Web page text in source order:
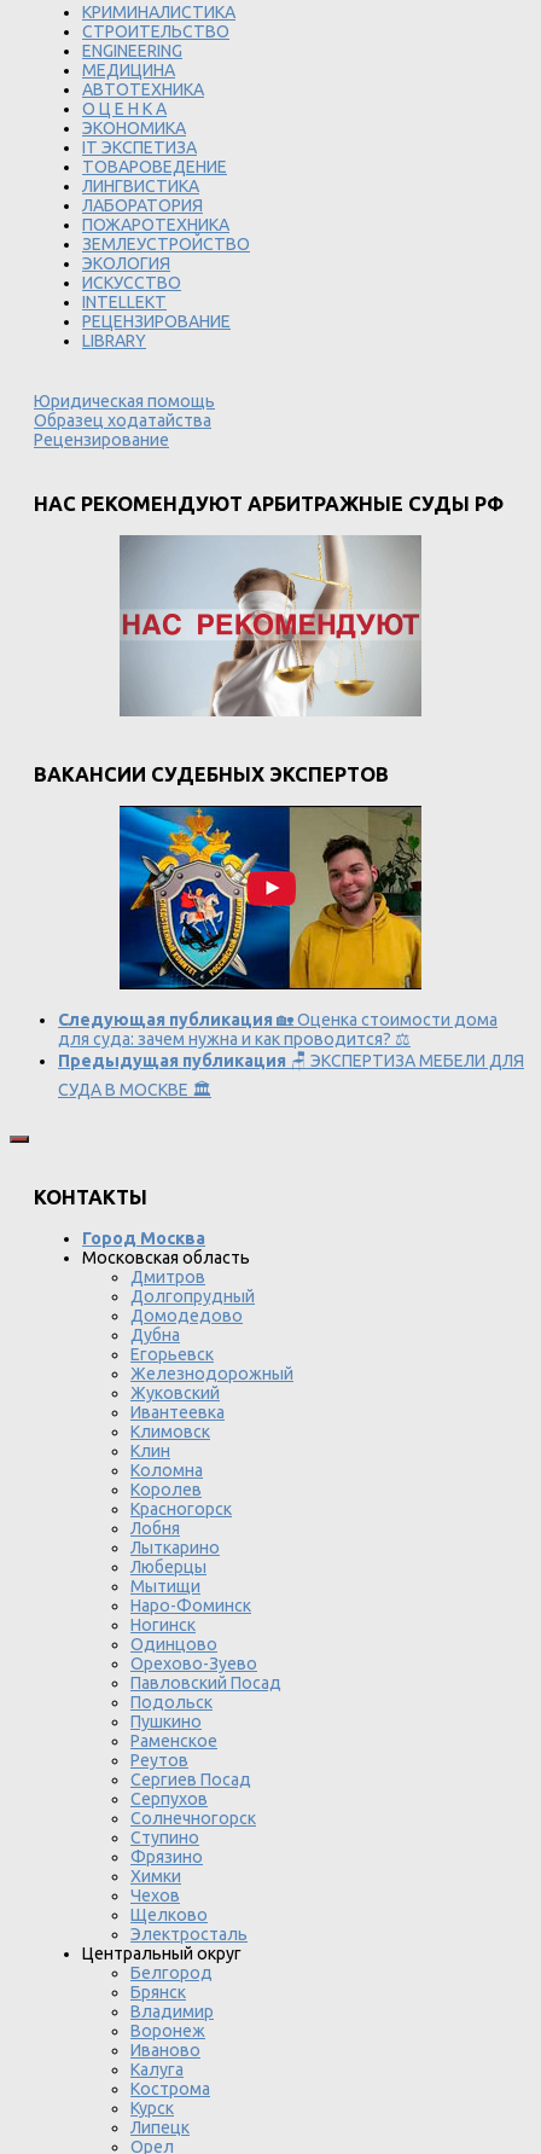
КРИМИНАЛИСТИКА
СТРОИТЕЛЬСТВО
ENGINEERING
МЕДИЦИНА
АВТОТЕХНИКА
О Ц Е Н К А
ЭКОНОМИКА
IT ЭКСПЕТИЗА
ТОВАРОВЕДЕНИЕ
ЛИНГВИСТИКА
ЛАБОРАТОРИЯ
ПОЖАРОТЕХНИКА
ЗЕМЛЕУСТРОЙСТВО
ЭКОЛОГИЯ
ИСКУССТВО
INTELLEKT
РЕЦЕНЗИРОВАНИЕ
LIBRARY
Юридическая помощь
Образец ходатайства
Рецензирование
НАС РЕКОМЕНДУЮТ АРБИТРАЖНЫЕ СУДЫ РФ
ВАКАНСИИ СУДЕБНЫХ ЭКСПЕРТОВ
Следующая публикация 🏡 Оценка стоимости дома
для суда: зачем нужна и как проводится? ⚖️
Предыдущая публикация 🪑 ЭКСПЕРТИЗА МЕБЕЛИ ДЛЯ
СУДА В МОСКВЕ 🏛️
КОНТАКТЫ
Город Москва
Московская область
Дмитров
Долгопрудный
Домодедово
Дубна
Егорьевск
Железнодорожный
Жуковский
Ивантеевка
Климовск
Клин
Коломна
Королев
Красногорск
Лобня
Лыткарино
Люберцы
Мытищи
Наро-Фоминск
Ногинск
Одинцово
Орехово-Зуево
Павловский Посад
Подольск
Пушкино
Раменское
Реутов
Сергиев Посад
Серпухов
Солнечногорск
Ступино
Фрязино
Химки
Чехов
Щелково
Электросталь
Центральный округ
Белгород
Брянск
Владимир
Воронеж
Иваново
Калуга
Кострома
Курск
Липецк
Орел